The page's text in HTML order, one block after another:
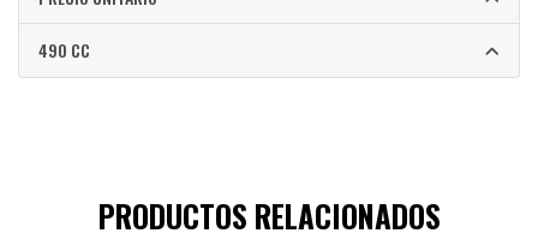
490 CC
PRODUCTOS RELACIONADOS